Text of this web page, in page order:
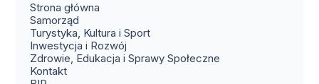
Strona główna
Samorząd
Turystyka, Kultura i Sport
Inwestycja i Rozwój
Zdrowie, Edukacja i Sprawy Społeczne
Kontakt(otwiera się w nowym oknie)